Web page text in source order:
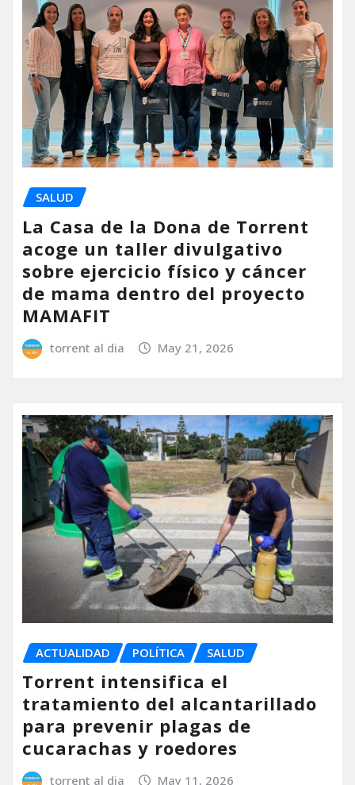
SALUD
La Casa de la Dona de Torrent
acoge un taller divulgativo
sobre ejercicio físico y cáncer
de mama dentro del proyecto
MAMAFIT
torrent al dia May 21, 2026
ACTUALIDAD POLÍTICA SALUD
Torrent intensifica el
tratamiento del alcantarillado
para prevenir plagas de
cucarachas y roedores
torrent al dia May 11, 2026